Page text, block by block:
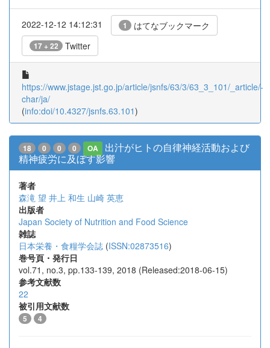
2022-12-12 14:12:31 1 はてなブックマーク
17 + 22 Twitter
https://www.jstage.jst.go.jp/article/jsnfs/63/3/63_3_101/_article/-
char/ja/
(info:doi/10.4327/jsnfs.63.101)
18 0 0 0 OA
出汁がヒトの自律神経活動および
精神疲労に及ぼす影響
著者
森滝 望 井上 和生 山崎 英恵
出版者
Japan Society of Nutrition and Food Science
雑誌
日本栄養・食糧学会誌 (ISSN:02873516)
巻号頁・発行日
vol.71, no.3, pp.133-139, 2018 (Released:2018-06-15)
参考文献数
22
被引用文献数
5 4